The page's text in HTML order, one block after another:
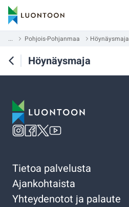
... Pohjois-Pohjanmaa Höynäysmaja
Höynäysmaja
Tietoa palvelusta
Ajankohtaista
Yhteydenotot ja palaute